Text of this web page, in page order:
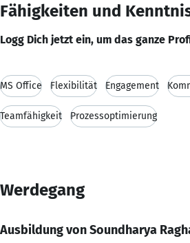
Fähigkeiten und
Logg Dich jetzt ein, um das ganze
MS Office Flexibilität Engagement
Teamfähigkeit Prozessoptimierung
Werdegang
Ausbildung von Soundharya